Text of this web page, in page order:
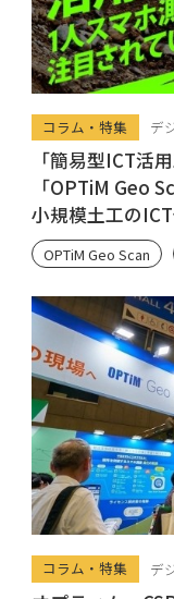
コラム・特集 デ
「簡易型ICT活
「OPTiM Geo
小規模土工の
OPTiM Geo Scan
コラム・特集 デ